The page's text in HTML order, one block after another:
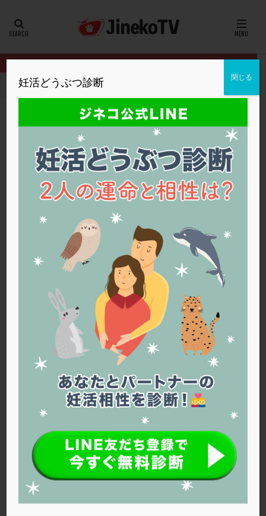
HOME クリニック別
卵胞が育たない。できる方法は？
ファティリティクリニック東京
クロミッド,低AMH ,卵胞, 妊娠, 高年齢, 高齢
ファティリティクリニック東京
りすさん（43歳） ■治療ステージ：人工授
精 ■妊活歴：4年以上 ■AMH：0.04 ■精
液所見：量は少ないが、濃度は濃く、運動率
妊活どうぶつ診断 閉じる
2個移植
3個移植 40代 AID
AMH
ART BMI CD138 DC胚
DFI
DHEA
E2 EMMA
EndomeTRIO検査
ERA
ERA検査 ERPeak FSH
FST
FTカテーテル
hCG IMSI
L-カルニチン
LH
LUF MD-TESE MRワクチン
MTHFR
NIPT
NK活性 NK細胞
PCOS PCOS，妊活クイズ
PCPS
PFC-FD療法
PGT-A PICSI
PPOS法
SEET法 SLE
TESE
Th検査
TORIO検査 TRIO検査
アシストハッチング
アスピリン
アンタゴニスト法
アンチエイジング
インスリン抵抗性
イントラリピッド
ウトロゲスタン
エコー
エストラーナテープ
エストロゲン
オビドレル
おりもの
カウフマン療法
カウンセリング
ガニレスト
カバサール
カフェイン
カルシウムイオノファ
カンジタ
クリニック選び
グレード
クロミッド
クロミフェン
ゴナールエフ
コロナウイルス
コロナワクチン
サウナ サプリ
サプリメント
シート法
ショート法
シリンジ法
スクラッチ
ステップアップ